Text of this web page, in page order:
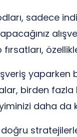
sadece
fırsatları,
yaparken
birden fazla
daha da